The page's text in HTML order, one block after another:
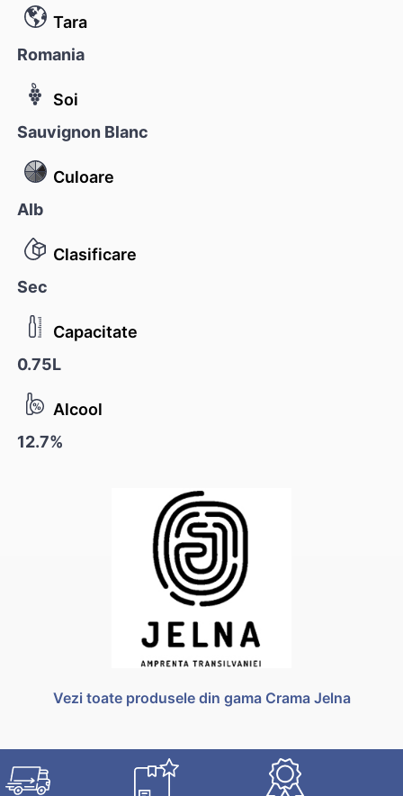
Tara
Romania
Soi
Sauvignon Blanc
Culoare
Alb
Clasificare
Sec
Capacitate
0.75L
Alcool
12.7%
Vezi toate produsele din gama Crama Jelna